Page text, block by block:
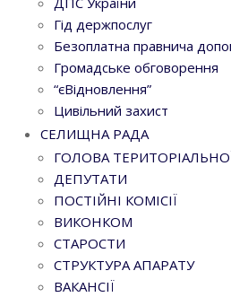
Гід держпослуг
Безоплатна правнича
Громадське обговорення
“єВідновлення”
Цивільний захист
СЕЛИЩНА РАДА
ГОЛОВА
ДЕПУТАТИ
ПОСТІЙНІ КОМІСІЇ
ВИКОНКОМ
СТАРОСТИ
СТРУКТУРА АПАРАТУ
ВАКАНСІЇ